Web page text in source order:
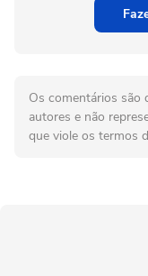
Os comentários são
autores e não
que viole os termos